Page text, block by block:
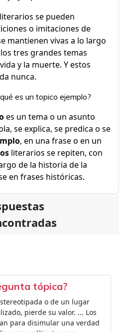
literarios se pueden
o imitaciones de
mantienen vivas a lo largo
tres grandes temas
y la muerte. Y estos
nunca.
es un topico ejemplo?
es un tema o un asunto
se explica, se predica o se
, en una frase o en un
literarios se repiten, con
de la historia de la
en frases históricas.
tópica?
o de un lugar
pierde su valor. ... Los
para disimular una verdad